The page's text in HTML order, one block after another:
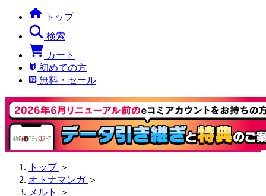
トップ
検索
カート
初めての方
無料・セール
トップ ＞
オトナマンガ ＞
メルト
＞